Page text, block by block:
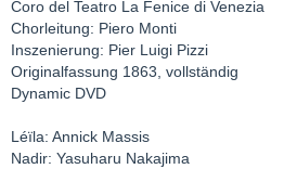
Coro del Teatro La Fenice di Venezia
Chorleitung: Piero Monti
Inszenierung: Pier Luigi Pizzi
Originalfassung 1863, vollständig
Dynamic DVD
Léïla: Annick Massis
Nadir: Yasuharu Nakajima